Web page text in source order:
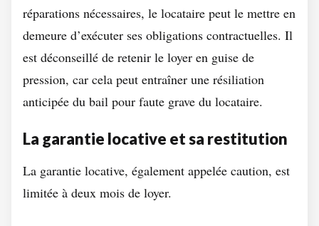
réparations nécessaires, le locataire peut le mettre en
demeure d’exécuter ses obligations contractuelles. Il
est déconseillé de retenir le loyer en guise de
pression, car cela peut entraîner une résiliation
anticipée du bail pour faute grave du locataire.
La garantie locative et sa restitution
La garantie locative, également appelée caution, est
limitée à deux mois de loyer.